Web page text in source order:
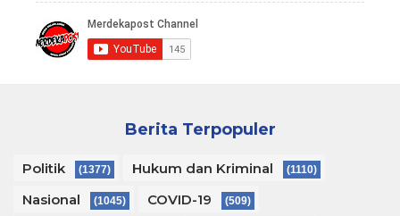
Berita Terpopuler
Politik (1377) Hukum dan Kriminal (1110)
Nasional (1045) COVID-19 (509)